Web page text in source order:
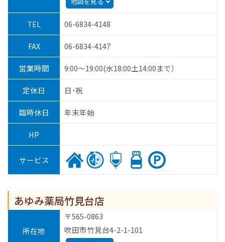
TEL 06-6834-4148
FAX 06-6834-4147
営業時間 9:00～19:00(水18:00土14:00まで）
定休日 日･祝
臨時休日 年末年始
HP
サービス
あゆみ薬局竹見台店
所在地
〒565-0863
吹田市竹見台4-2-1-101